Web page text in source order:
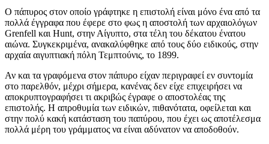
Ο πάπυρος στον οποίο γράφτηκε η επιστολή είναι μόνο ένα από τα
πολλά έγγραφα που έφερε στο φως η αποστολή των αρχαιολόγων
Grenfell και Hunt, στην Αίγυπτο, στα τέλη του δέκατου ένατου
αιώνα. Συγκεκριμένα, ανακαλύφθηκε από τους δύο ειδικούς, στην
αρχαία αιγυπτιακή πόλη Τεμπτούνις, το 1899.
Αν και τα γραφόμενα στον πάπυρο είχαν περιγραφεί εν συντομία
στο παρελθόν, μέχρι σήμερα, κανένας δεν είχε επιχειρήσει να
αποκρυπτογραφήσει τι ακριβώς έγραφε ο αποστολέας της
επιστολής. Η απροθυμία των ειδικών, πιθανότατα, οφείλεται και
στην πολύ κακή κατάσταση του παπύρου, που έχει ως αποτέλεσμα
πολλά μέρη του γράμματος να είναι αδύνατον να αποδοθούν.